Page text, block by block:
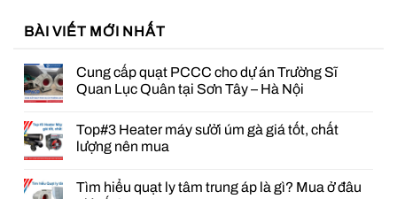
BÀI VIẾT MỚI NHẤT
Cung cấp quạt PCCC cho dự án Trường Sĩ
Quan Lục Quân tại Sơn Tây – Hà Nội
bình
luận
ở
quạt
Top#3 Heater máy sưởi úm gà giá tốt, chất
lượng nên mua
bình
Tìm hiểu quạt ly tâm trung áp là gì? Mua ở đâu